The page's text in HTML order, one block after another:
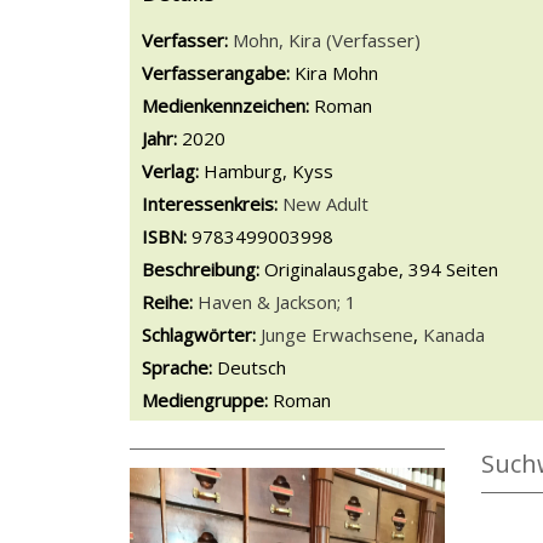
Verfasser: Suche nach diesem Verfasser
Mohn, Kira (Verfasser)
Verfasserangabe: Kira Mohn
Medienkennzeichen: Roman
Jahr: 2020
Verlag: Hamburg, Kyss
opens in new tab
Diesen Link in neuem Tab öffnen
Suche nach dieser Systematik
Interessenkreis: Suche nach diesem
New Adult
ISBN: 9783499003998
Beschreibung: Originalausgabe, 394 Seiten
Reihe: Haven & Jackson; 1
Schlagwörter: Junge Erwachsene, Kanada
Suche nach dieser Beteiligten Person
Sprache: Deutsch
Mediengruppe: Roman